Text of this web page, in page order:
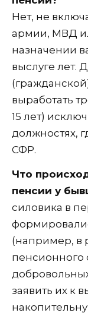
Нет, не
армии, МВД
назначении
выслуге лет.
выработать
15 лет)
должностях,
СФР.
Что
пенсии у
силовика в
(например, в
пенсионного
заявить их к